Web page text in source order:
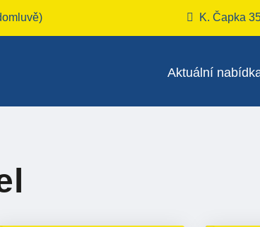
K. Čapka
Aktuální